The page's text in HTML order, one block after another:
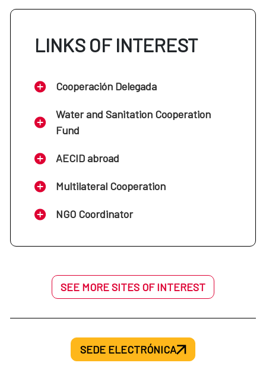
LINKS OF INTEREST
Cooperación Delegada
Water and Sanitation Cooperation
Fund
AECID abroad
Multilateral Cooperation
NGO Coordinator
SEE MORE SITES OF INTEREST
SEDE ELECTRÓNICA